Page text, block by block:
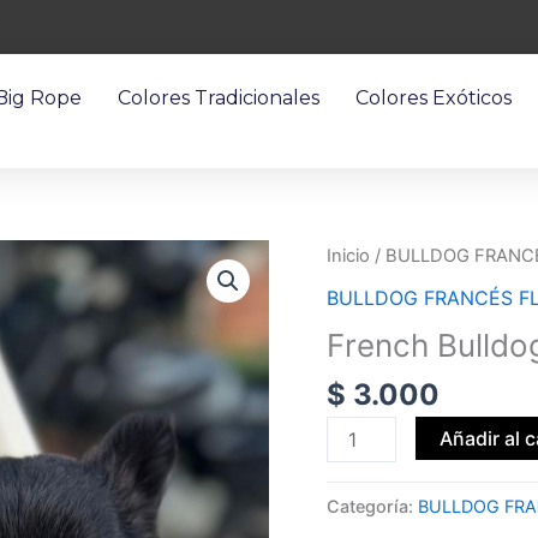
Rope Colores Tradicionales Colores Exóticos
Inicio / BULLDOG
BULLDOG FRANCÉS
French
$ 3.000
French
Bulldog
Austin
Texas
cantidad
Añadir al
Categoría: BULLDOG